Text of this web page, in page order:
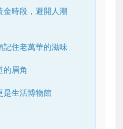
金時段，避開人潮
記住老萬華的滋味
的眉角
是生活博物館